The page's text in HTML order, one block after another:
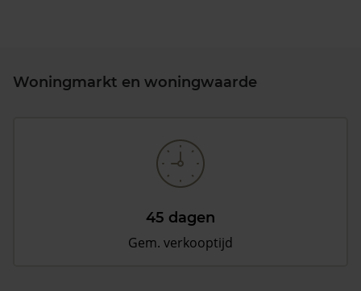
Woningmarkt en woningwaarde
45 dagen
Gem. verkooptijd